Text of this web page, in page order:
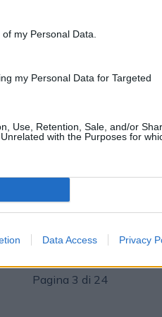
my Personal Data.
my Personal Data for Targeted
Use, Retention, Sale, and/or
with the Purposes for
Data Access Privacy
predittiva delle
creative
Pagina 3 di 24